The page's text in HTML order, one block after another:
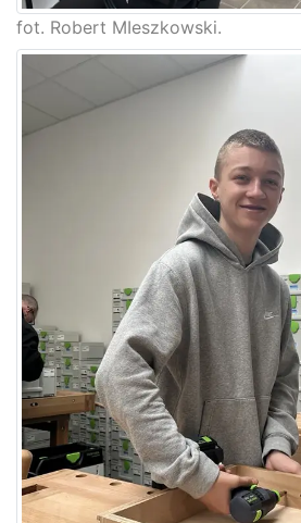
fot. Robert MIeszkowski.